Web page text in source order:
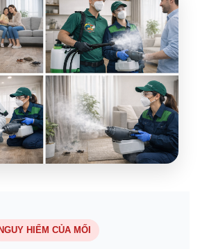
HIỂM CỦA MỐI